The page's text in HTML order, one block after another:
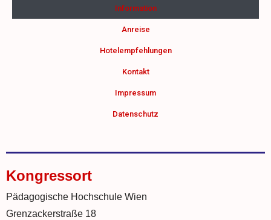
Information
Anreise
Hotelempfehlungen
Kontakt
Impressum
Datenschutz
Kongressort
Pädagogische Hochschule Wien
Grenzackerstraße 18